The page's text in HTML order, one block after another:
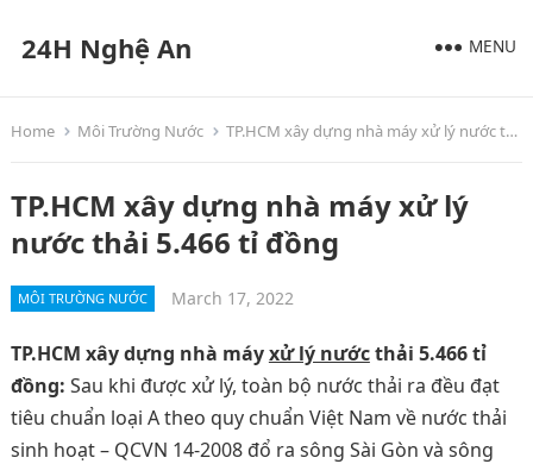
24H Nghệ An MENU
Home Môi Trường Nước TP.HCM xây dựng nhà máy xử lý nước thải 5.466 tỉ đồng
TP.HCM xây dựng nhà máy xử lý
nước thải 5.466 tỉ đồng
MÔI TRƯỜNG NƯỚC March 17, 2022
TP.HCM xây dựng nhà máyxử lý nướcthải 5.466 tỉ
đồng: Sau khi được xử lý, toàn bộ nước thải ra đều đạt
tiêu chuẩn loại A theo quy chuẩn Việt Nam về nước thải
sinh hoạt – QCVN 14-2008 đổ ra sông Sài Gòn và sông